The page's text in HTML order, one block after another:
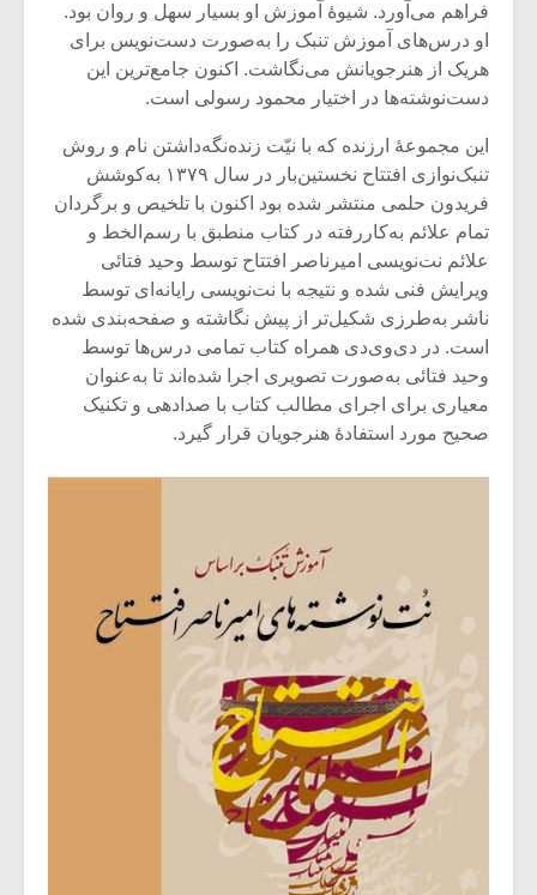
فراهم می‌آورد. شیوۀ آموزش او بسیار سهل و روان بود.
او درس‌های آموزش تنبک را به‌صورت دست‌نویس برای
هریک از هنرجویانش می‌نگاشت. اکنون جامع‌ترین این
دست‌نوشته‌ها در اختیار محمود رسولی است.
این مجموعۀ ارزنده که با نیّت زنده‌نگه‌داشتن نام و روش
تنبک‌نوازی افتتاح نخستین‌بار در سال ۱۳۷۹ به‌‌کوشش
فریدون حلمی منتشر شده بود اکنون با تلخیص و برگردان
تمام علائم به‌کاررفته در کتاب منطبق با رسم‌الخط و
علائم نت‌نویسی امیرناصر افتتاح توسط وحید فتائی
ویرایش فنی شده و نتیجه با نت‌نویسی رایانه‌ای توسط
ناشر به‌طرزی شکیل‌تر از پیش نگاشته و صفحه‌بندی شده
است. در دی‌وی‌دی همراه کتاب تمامی درس‌ها توسط
وحید فتائی به‌صورت تصویری اجرا شده‌اند تا به‌عنوان
معیاری برای اجرای مطالب کتاب با صدادهی و تکنیک
صحیح مورد استفادۀ هنرجویان قرار گیرد.
یادداشتی بر موسیقی
متن فیلم «متری
شیش و نیم»
اگر نمی توانی
مشهورترین باشی،
بدنام ترین باش
دوره
موسیقی